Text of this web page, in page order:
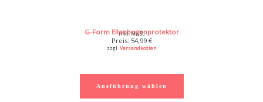
G-Form Ellenbogenprotektor
54,99 €
inkl. MwSt.
zzgl. Versandkosten
Ausführung wählen